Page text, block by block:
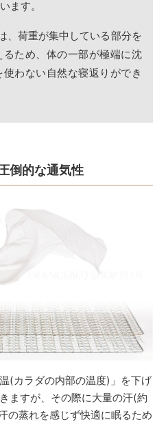
ます。
、荷重が集中している部分を
ため、体の一部が極端に沈
わない自然な寝返りができ
倒的な通気性
(カラダの内部の温度)」を下げ
ますが、その際に大量の汗(約
の蒸れを感じず快適に眠るため